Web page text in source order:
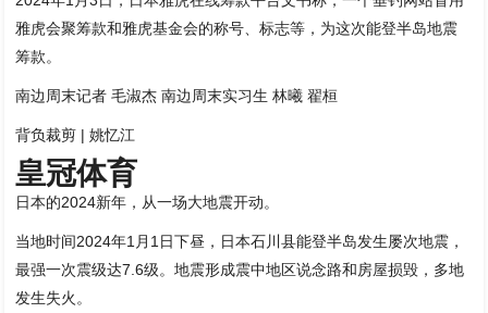
雅虎会聚筹款和雅虎基金会的称号、标志等，为这次能登半岛地震
筹款。
南边周末记者 毛淑杰 南边周末实习生 林曦 翟桓
背负裁剪 | 姚忆江
皇冠体育
日本的2024新年，从一场大地震开动。
当地时间2024年1月1日下昼，日本石川县能登半岛发生屡次地震，
最强一次震级达7.6级。地震形成震中地区说念路和房屋损毁，多地
发生失火。